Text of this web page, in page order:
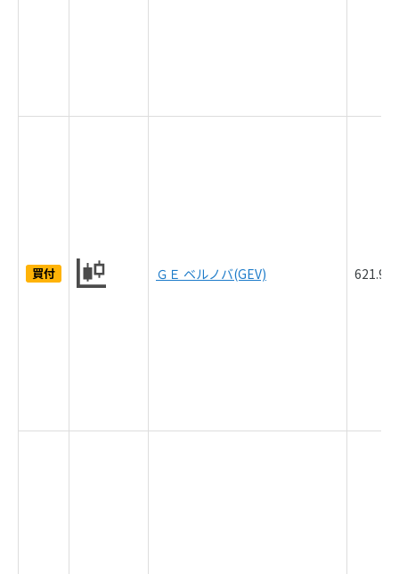
買付 ＧＥ ベルノバ(GEV) 621.91